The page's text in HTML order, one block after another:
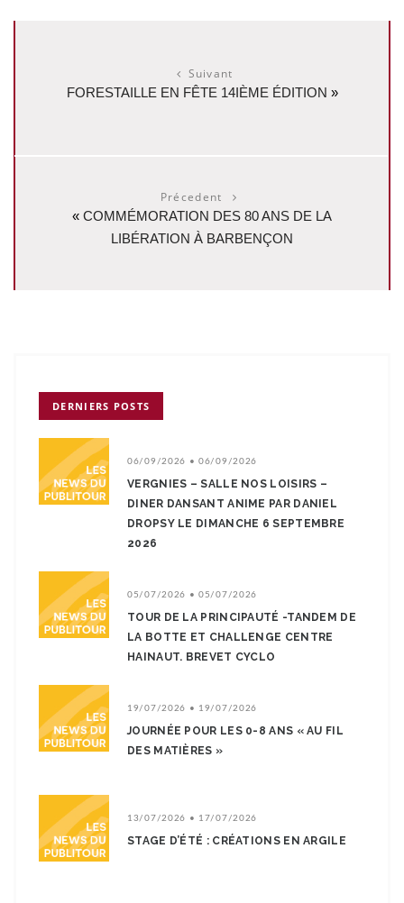
Suivant
FORESTAILLE EN FÊTE 14IÈME ÉDITION »
Précedent
« COMMÉMORATION DES 80 ANS DE LA
LIBÉRATION À BARBENÇON
DERNIERS POSTS
06/09/2026 • 06/09/2026
VERGNIES – SALLE NOS LOISIRS –
DINER DANSANT ANIME PAR DANIEL
DROPSY LE DIMANCHE 6 SEPTEMBRE
2026
05/07/2026 • 05/07/2026
TOUR DE LA PRINCIPAUTÉ -TANDEM DE
LA BOTTE ET CHALLENGE CENTRE
HAINAUT. BREVET CYCLO
19/07/2026 • 19/07/2026
JOURNÉE POUR LES 0-8 ANS « AU FIL
DES MATIÈRES »
13/07/2026 • 17/07/2026
STAGE D’ÉTÉ : CRÉATIONS EN ARGILE